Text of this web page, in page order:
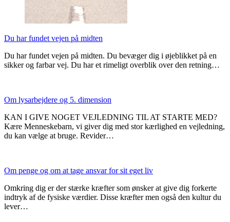
Du har fundet vejen på midten
Du har fundet vejen på midten. Du bevæger dig i øjeblikket på en
sikker og farbar vej. Du har et rimeligt overblik over den retning…
Om lysarbejdere og 5. dimension
KAN I GIVE NOGET VEJLEDNING TIL AT STARTE MED?
Kære Menneskebarn, vi giver dig med stor kærlighed en vejledning,
du kan vælge at bruge. Revider…
Om penge og om at tage ansvar for sit eget liv
Omkring dig er der stærke kræfter som ønsker at give dig forkerte
indtryk af de fysiske værdier. Disse kræfter men også den kultur du
lever…